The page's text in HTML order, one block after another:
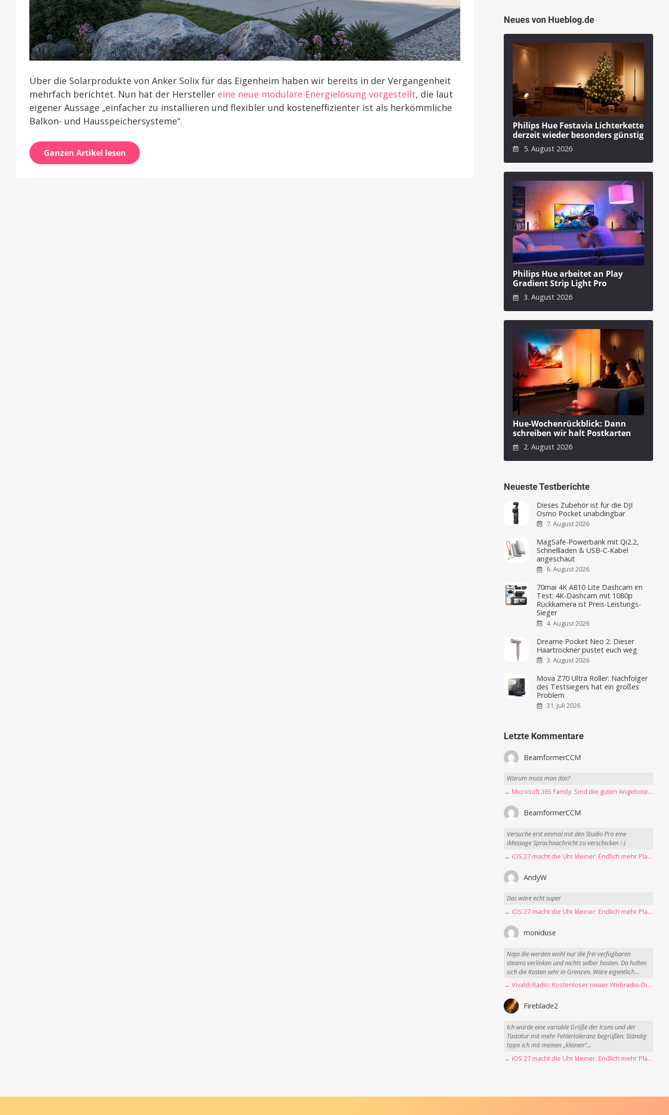
Über die Solarprodukte von Anker Solix für das Eigenheim haben wir bereits in der Vergangenheit
mehrfach berichtet. Nun hat der Hersteller eine neue modulare Energielösung vorgestellt, die laut
eigener Aussage „einfacher zu installieren und flexibler und kosteneffizienter ist als herkömmliche
Balkon- und Hausspeichersysteme“.
Ganzen Artikel lesen
Neues von Hueblog.de
Philips Hue Festavia Lichterkette
derzeit wieder besonders günstig
5. August 2026
Philips Hue arbeitet an Play
Gradient Strip Light Pro
3. August 2026
Hue-Wochenrückblick: Dann
schreiben wir halt Postkarten
2. August 2026
Neueste Testberichte
Dieses Zubehör ist für die DJI
Osmo Pocket unabdingbar
7. August 2026
MagSafe-Powerbank mit Qi2.2,
Schnellladen & USB-C-Kabel
angeschaut
6. August 2026
70mai 4K A810 Lite Dashcam im
Test: 4K-Dashcam mit 1080p
Rückkamera ist Preis-Leistungs-
Sieger
4. August 2026
Dreame Pocket Neo 2: Dieser
Haartrockner pustet euch weg
3. August 2026
Mova Z70 Ultra Roller: Nachfolger
des Testsiegers hat ein großes
Problem
31. Juli 2026
Letzte Kommentare
BeamformerCCM
Warum muss man das?
→ Microsoft 365 Family: Sind die guten Angebote vorbei?
BeamformerCCM
Versuche erst einmal mit den Studio Pro eine
iMessage Sprachnachricht zu verschicken :-)
→ iOS 27 macht die Uhr kleiner: Endlich mehr Platz fürs Hintergrundbild
AndyW
Das wäre echt super
→ iOS 27 macht die Uhr kleiner: Endlich mehr Platz fürs Hintergrundbild
moniduse
Naja die werden wohl nur die frei verfügbaren
steams verlinken und nichts selber hosten. Da halten
sich die Kosten sehr in Grenzen. Wäre eigentlich...
→ Vivaldi Radio: Kostenloser neuer Webradio-Dienst mit Fokus auf Datenschutz
Fireblade2
Ich würde eine variable Größe der Icons und der
Tastatur mit mehr Fehlertoleranz begrüßen. Ständig
tippe ich mit meinen „kleinen“...
→ iOS 27 macht die Uhr kleiner: Endlich mehr Platz fürs Hintergrundbild